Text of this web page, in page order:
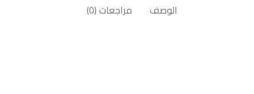
الوصف مراجعات (0)